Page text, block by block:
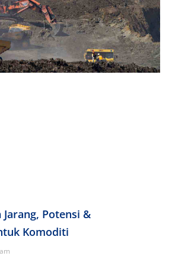
Jarang, Potensi &
Komoditi